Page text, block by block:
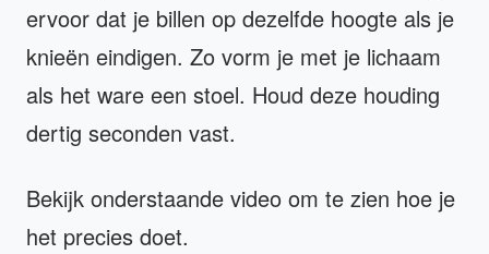
ervoor dat je billen op dezelfde hoogte als je
knieën eindigen. Zo vorm je met je lichaam
als het ware een stoel. Houd deze houding
dertig seconden vast.
Bekijk onderstaande video om te zien hoe je
het precies doet.